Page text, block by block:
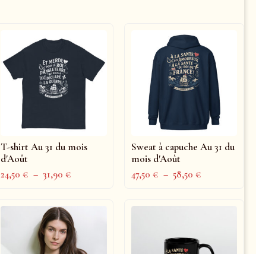
T-shirt Au 31 du mois
d'Août
24,50€ – 31,90€
Sweat à capuche Au 31 du
mois d'Août
47,50€ – 58,50€